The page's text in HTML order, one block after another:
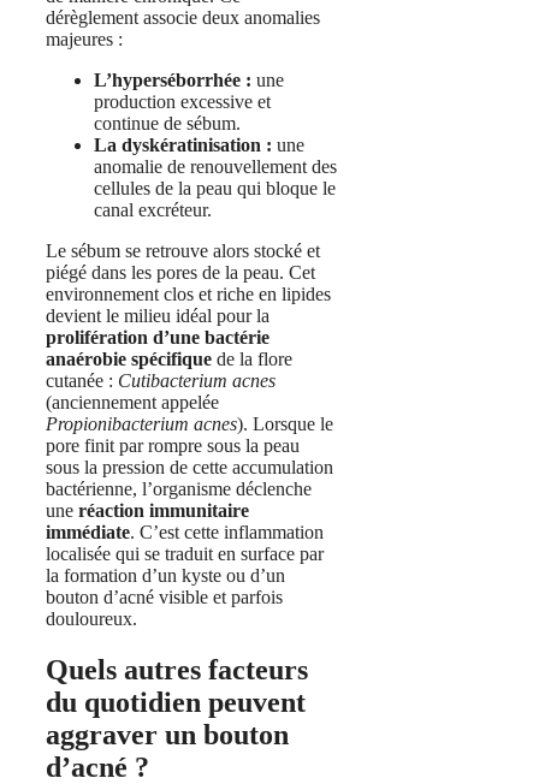
dérèglement associe deux anomalies
majeures :
L’hyperséborrhée : une
production excessive et
continue de sébum.
La dyskératinisation : une
anomalie de renouvellement des
cellules de la peau qui bloque le
canal excréteur.
Le sébum se retrouve alors stocké et
piégé dans les pores de la peau. Cet
environnement clos et riche en lipides
devient le milieu idéal pour la
prolifération d’une bactérie
anaérobie spécifique de la flore
cutanée : Cutibacterium acnes
(anciennement appelée
Propionibacterium acnes). Lorsque le
pore finit par rompre sous la peau
sous la pression de cette accumulation
bactérienne, l’organisme déclenche
une réaction immunitaire
immédiate. C’est cette inflammation
localisée qui se traduit en surface par
la formation d’un kyste ou d’un
bouton d’acné visible et parfois
douloureux.
Quels autres facteurs
du quotidien peuvent
aggraver un bouton
d’acné ?